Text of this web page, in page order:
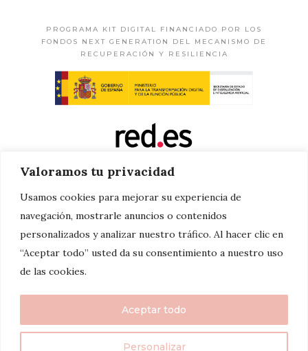
Valoramos tu privacidad
Usamos cookies para mejorar su experiencia de
navegación, mostrarle anuncios o contenidos
personalizados y analizar nuestro tráfico. Al hacer clic en
“Aceptar todo” usted da su consentimiento a nuestro uso
de las cookies.
Personalizar
Aceptar todo
PROGRAMA KIT DIGITAL FINANCIADO POR LOS
FONDOS NEXT GENERATION DEL MECANISMO DE
RECUPERACIÓN Y RESILIENCIA